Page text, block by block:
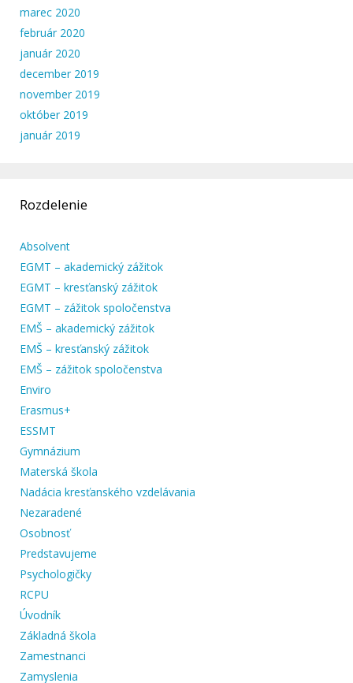
marec 2020
február 2020
január 2020
december 2019
november 2019
október 2019
január 2019
Rozdelenie
Absolvent
EGMT – akademický zážitok
EGMT – kresťanský zážitok
EGMT – zážitok spoločenstva
EMŠ – akademický zážitok
EMŠ – kresťanský zážitok
EMŠ – zážitok spoločenstva
Enviro
Erasmus+
ESSMT
Gymnázium
Materská škola
Nadácia kresťanského vzdelávania
Nezaradené
Osobnosť
Predstavujeme
Psychologičky
RCPU
Úvodník
Základná škola
Zamestnanci
Zamyslenia